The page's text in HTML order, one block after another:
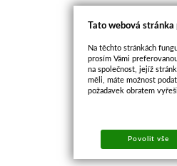
Tato webová
Na těchto stránkách
prosím Vámi
na společnost, jejíž
měli, máte možnost
požadavek obratem
Povolit vše